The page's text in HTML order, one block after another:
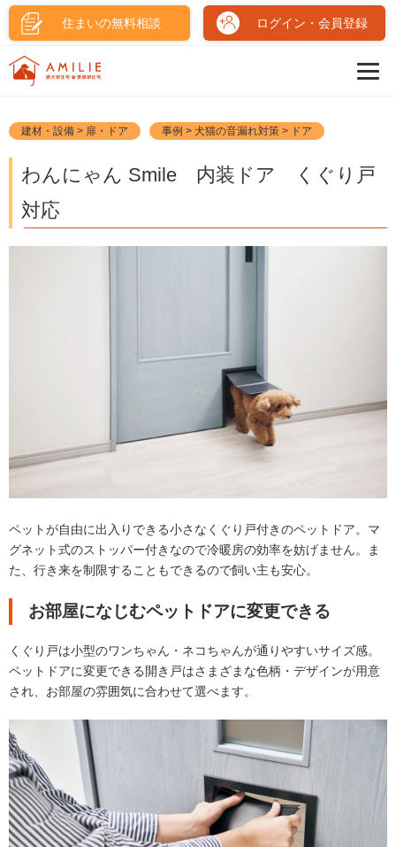
住まいの無料相談 ログイン・会員登録
建材・設備 > 扉・ドア 事例 > 犬猫の音漏れ対策 > ドア
わんにゃん Smile 内装ドア くぐり戸
対応
ペットが自由に出入りできる小さなくぐり戸付きのペットドア。マ
グネット式のストッパー付きなので冷暖房の効率を妨げません。ま
た、行き来を制限することもできるので飼い主も安心。
お部屋になじむペットドアに変更できる
くぐり戸は小型のワンちゃん・ネコちゃんが通りやすいサイズ感。
ペットドアに変更できる開き戸はさまざまな色柄・デザインが用意
され、お部屋の雰囲気に合わせて選べます。